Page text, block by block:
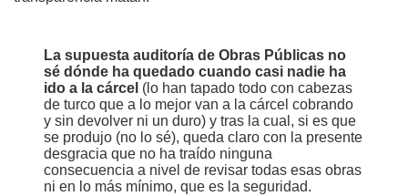
La supuesta auditoría de Obras Públicas no
sé dónde ha quedado cuando casi nadie ha
ido a la cárcel (lo han tapado todo con cabezas
de turco que a lo mejor van a la cárcel cobrando
y sin devolver ni un duro) y tras la cual, si es que
se produjo (no lo sé), queda claro con la presente
desgracia que no ha traído ninguna
consecuencia a nivel de revisar todas esas obras
ni en lo más mínimo, que es la seguridad.